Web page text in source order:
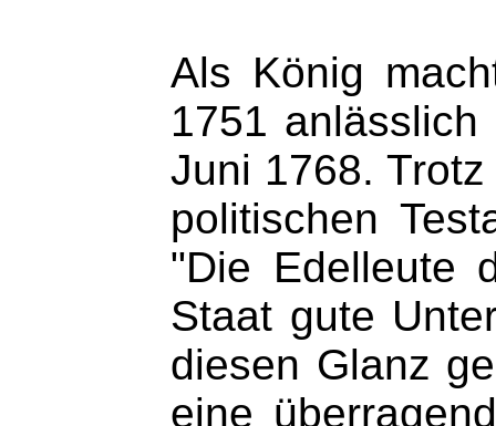
Als König
1751
Juni 1768.
politischen
"Die Edelleute
Staat gute
diesen Glanz
eine